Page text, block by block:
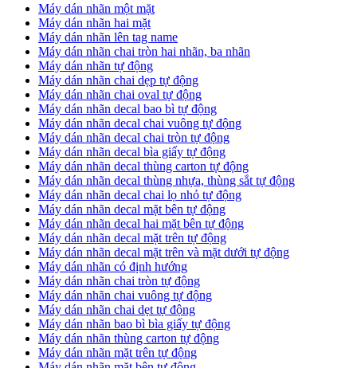
Máy dán nhãn một mặt
Máy dán nhãn hai mặt
Máy dán nhãn lên tag name
Máy dán nhãn chai tròn hai nhãn, ba nhãn
Máy dán nhãn tự động
Máy dán nhãn chai dẹp tự động
Máy dán nhãn chai oval tự động
Máy dán nhãn decal bao bì tự động
Máy dán nhãn decal chai vuông tự động
Máy dán nhãn decal chai tròn tự động
Máy dán nhãn decal bìa giấy tự động
Máy dán nhãn decal thùng carton tự động
Máy dán nhãn decal thùng nhựa, thùng sắt tự động
Máy dán nhãn decal chai lọ nhỏ tự động
Máy dán nhãn decal mặt bên tự động
Máy dán nhãn decal hai mặt bên tự động
Máy dán nhãn decal mặt trên tự động
Máy dán nhãn decal mặt trên và mặt dưới tự động
Máy dán nhãn có định hướng
Máy dán nhãn chai tròn tự động
​Máy dán nhãn chai vuông tự động
​Máy dán nhãn chai dẹt tự động
​Máy dán nhãn bao bì bìa giấy tự động
Máy dán nhãn thùng carton tự động
​Máy dán nhãn mặt trên tự động